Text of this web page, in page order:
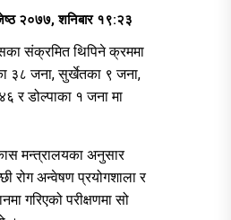
२०७७, शनिबार १९:२३
संक्रमित थिपिने क्रममा
३८ जना, सुर्खेतका ९ जना,
र डोल्पाका १ जना मा
मन्त्रालयका अनुसार
रोग अन्वेषण प्रयोगशाला र
गरिएको परीक्षणमा सो